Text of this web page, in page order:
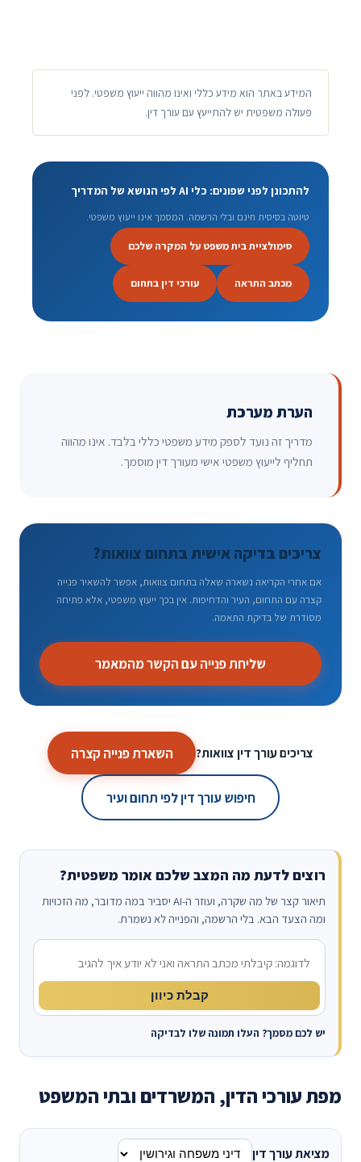
המידע באתר הוא מידע כללי ואינו מהווה ייעוץ משפטי. לפני
פעולה משפטית יש להתייעץ עם עורך דין.
להתכונן לפני שפונים: כלי AI לפי הנושא של המדריך
טיוטה בסיסית חינם ובלי הרשמה. המסמך אינו ייעוץ משפטי.
סימולציית בית משפט על המקרה שלכם
מכתב התראה עורכי דין בתחום
הערת מערכת
מדריך זה נועד לספק מידע משפטי כללי בלבד. אינו מהווה
תחליף לייעוץ משפטי אישי מעורך דין מוסמך.
צריכים בדיקה אישית בתחום צוואות?
אם אחרי הקריאה נשארה שאלה בתחום צוואות, אפשר להשאיר פנייה
קצרה עם התחום, העיר והדחיפות. אין בכך ייעוץ משפטי, אלא פתיחה
מסודרת של בדיקת התאמה.
שליחת פנייה עם הקשר מהמאמר
צריכים עורך דין צוואות? השארת פנייה קצרה
חיפוש עורך דין לפי תחום ועיר
רוצים לדעת מה המצב שלכם אומר משפטית?
תיאור קצר של מה שקרה, ועוזר ה-AI יסביר במה מדובר, מה הזכויות
ומה הצעד הבא. בלי הרשמה, והפנייה לא נשמרת.
מה קרה?
קבלת כיוון
יש לכם מסמך? העלו תמונה שלו לבדיקה
מפת עורכי הדין, המשרדים ובתי המשפט
מציאת עורך דין